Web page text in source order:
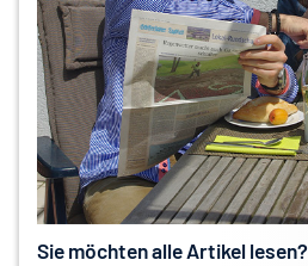
Sie möchten alle Artikel lesen?